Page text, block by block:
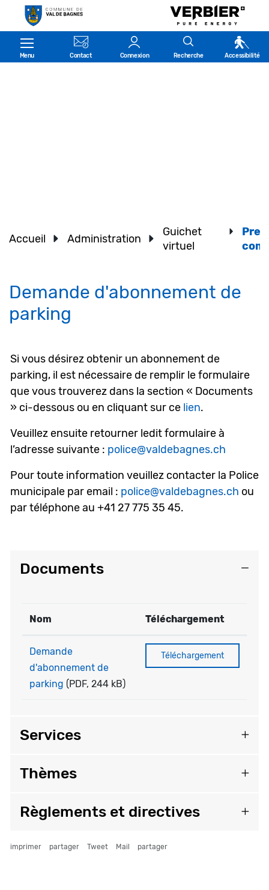
Kopfzeile
Menu Contact Connexion Recherche Accessibilité
Accueil Administration
Guichet
virtuel
Demande d'abonnement de
parking
Si vous désirez obtenir un abonnement de
parking, il est nécessaire de remplir le formulaire
que vous trouverez dans la section « Documents
» ci-dessous ou en cliquant sur ce lien.
Veuillez ensuite retourner ledit formulaire à
l’adresse suivante : police@valdebagnes.ch
Pour toute information veuillez contacter la Police
municipale par email : police@valdebagnes.ch ou
par téléphone au +41 27 775 35 45.
Objets associés
Documents
Nom Téléchargement
Demande
d'abonnement de
parking (PDF, 244 kB)
Téléchargement
Services
Thèmes
Règlements et directives
imprimer partager Tweet Mail partager